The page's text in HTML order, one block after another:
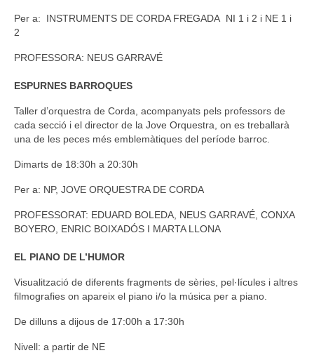
Per a: INSTRUMENTS DE CORDA FREGADA NI 1 i 2 i NE 1 i
2
PROFESSORA: NEUS GARRAVÉ
ESPURNES BARROQUES
Taller d’orquestra de Corda, acompanyats pels professors de
cada secció i el director de la Jove Orquestra, on es treballarà
una de les peces més emblemàtiques del període barroc.
Dimarts de 18:30h a 20:30h
Per a: NP, JOVE ORQUESTRA DE CORDA
PROFESSORAT: EDUARD BOLEDA, NEUS GARRAVÉ, CONXA
BOYERO, ENRIC BOIXADÓS I MARTA LLONA
EL PIANO DE L’HUMOR
Visualització de diferents fragments de sèries, pel·lícules i altres
filmografies on apareix el piano i/o la música per a piano.
De dilluns a dijous de 17:00h a 17:30h
Nivell: a partir de NE